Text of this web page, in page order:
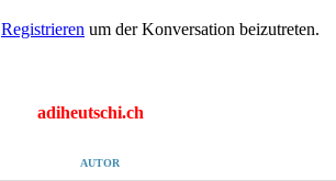
Registrieren um der Konversation beizutreten.
adiheutschi.ch
AUTOR